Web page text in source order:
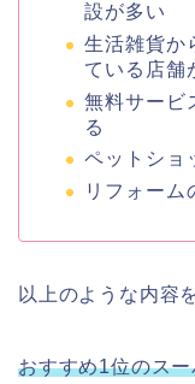
設が多い
生活雑貨か
ている店舗
無料サービ
る
ペットショ
リフォーム
以上のような内容
おすすめ1位のス